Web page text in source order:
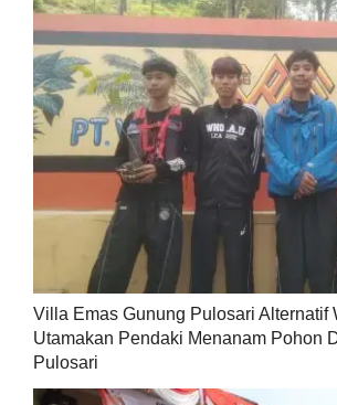
Villa Emas Gunung Pulosari Alternatif
Utamakan Pendaki Menanam Pohon
Pulosari